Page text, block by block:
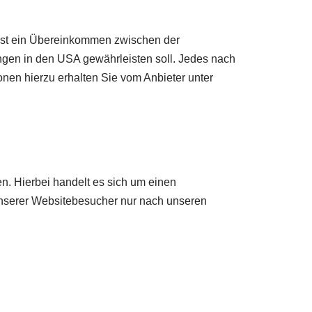
ein Übereinkommen zwischen der
in den USA gewährleisten soll. Jedes nach
hierzu erhalten Sie vom Anbieter unter
Hierbei handelt es sich um einen
Websitebesucher nur nach unseren